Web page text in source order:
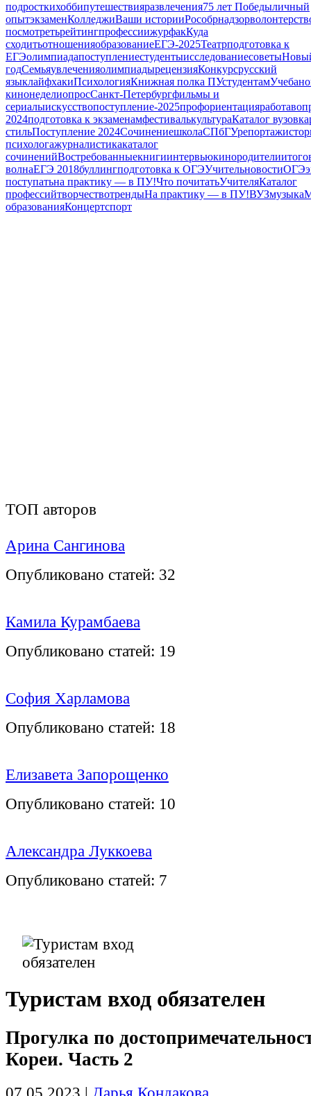
подросткихоббипутешествияразвлечения75 лет Победыличный
опытэкзаменКолледжиВаши историиРособрнадзор
посмотретьрейтингпрофессиижурфакКуда
сходитьотношенияобразованиеЕГЭ-2025Театрподготовка к
ЕГЭолимпиадапоступлениестудентыисследованиесоветы
годСемьяувлеченияолимпиадырецензияКонкурсрусский
языклайфхакиПсихологияКнижная полка ПУстудентамУчеба
кинонеделиопросСанкт-Петербургфильмы и
сериалыискусствопоступление-2025профориентацияработа
2024подготовка к экзаменамфестивалькультураКаталог вузов
стильПоступление 2024СочинениешколаСПбГУрепортаж
психологажурналистикакаталог
сочиненийВостребованныекнигиинтервьюкинородители
волнаЕГЭ 2018буллингподготовка к ОГЭУчительновостиОГЭ
поступатьна практику — в ПУ!Что почитатьУчителяКаталог
профессийтворчествотрендыНа практику — в ПУ!ВУЗмузыка
образованияКонцертспорт
ТОП авторов
Арина Сангинова
Опубликовано статей: 32
Камила Курамбаева
Опубликовано статей: 19
София Харламова
Опубликовано статей: 18
Елизавета Запорощенко
Опубликовано статей: 10
Александра Луккоева
Опубликовано статей: 7
Туристам вход обязателен
Прогулка по
Кореи. Часть 2